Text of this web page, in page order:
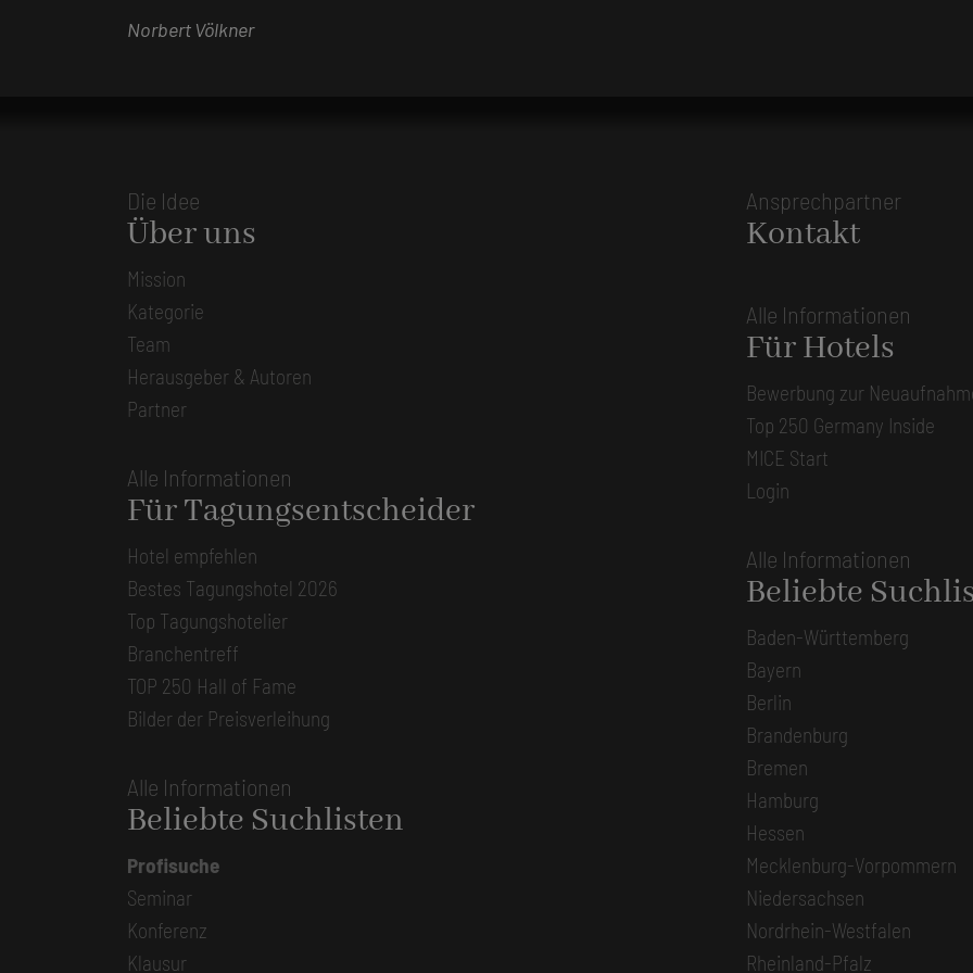
Norbert Völkner
Die Idee
Über uns
Mission
Kategorie
Team
Herausgeber & Autoren
Partner
Alle Informationen
Für Tagungsentscheider
Hotel empfehlen
Bestes Tagungshotel 2026
Top Tagungshotelier
Branchentreff
TOP 250 Hall of Fame
Bilder der Preisverleihung
Alle Informationen
Beliebte Suchlisten
Profisuche
Seminar
Konferenz
Klausur
Ansprechpartner
Kontakt
Alle Informationen
Für Hotels
Bewerbung zur
Top 250 Germany Inside
MICE Start
Login
Alle Informationen
Beliebte
Baden-Württemberg
Bayern
Berlin
Brandenburg
Bremen
Hamburg
Hessen
Mecklenburg-Vorpommern
Niedersachsen
Nordrhein-Westfalen
Rheinland-Pfalz